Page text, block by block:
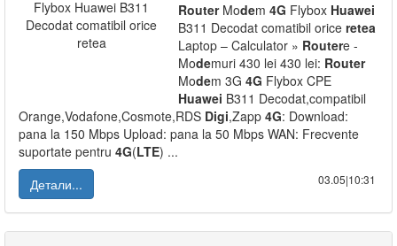
RouterModem 4G Flybox Huawei
B311 Decodat comatibil orice retea
Laptop – Calculator » Routere -
Modemuri 430 lei 430 lei: Router
Modem 3G 4G Flybox CPE
Huawei B311 Decodat,compatibil
Orange,Vodafone,Cosmote,RDS Digi,Zapp 4G: Download:
pana la 150 Mbps Upload: pana la 50 Mbps WAN: Frecvente
suportate pentru 4G(LTE) ...
Детали...
03.05|10:31